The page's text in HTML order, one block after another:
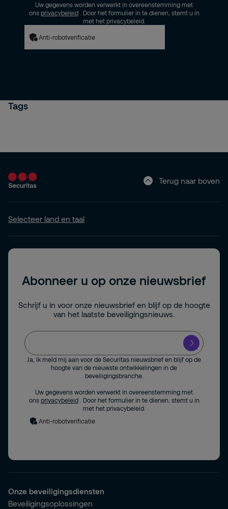
Uw gegevens worden verwerkt in overeenstemming met
ons privacybeleid
. Door het formulier in te dienen, stemt u in
met het privacybeleid.
Anti-robotverificatie
Tags
Terug naar boven
Selecteer land en taal
Abonneer u op onze nieuwsbrief
Schrijf u in voor onze nieuwsbrief en blijf op de hoogte
van het laatste beveiligingsnieuws.
Ja, ik meld mij aan voor de Securitas nieuwsbrief en blijf op de
hoogte van de nieuwste ontwikkelingen in de
beveiligingsbranche.
Uw gegevens worden verwerkt in overeenstemming met
ons privacybeleid
. Door het formulier in te dienen, stemt u in
met het privacybeleid.
Anti-robotverificatie
Onze beveiligingsdiensten
Beveiligingsoplossingen